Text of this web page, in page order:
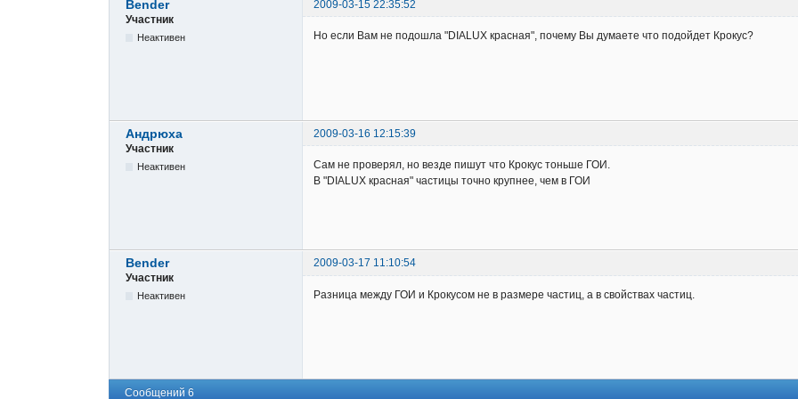
Bender
2009-03-15 22:35:52
Участник
Неактивен Но если Вам не подошла "DIALUX красная", почему Вы думаете что подойдет Крокус?
Андрюха
2009-03-16 12:15:39
Участник
Неактивен
Сам не проверял, но везде пишут что Крокус тоньше ГОИ.
В "DIALUX красная" частицы точно крупнее, чем в ГОИ
Bender
2009-03-17 11:10:54
Участник
Неактивен Разница между ГОИ и Крокусом не в размере частиц, а в свойствах частиц.
Сообщений 6